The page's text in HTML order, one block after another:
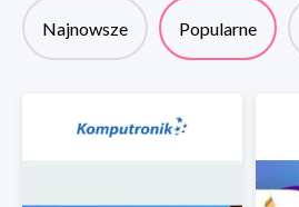
Najnowsze Popularne